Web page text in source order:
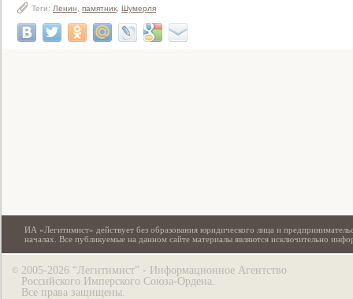
Теги: Ленин памятник Шумерля
ИА «Легитимист» действует без образования юридического лица и
началах. Все публикуемые на данном сайте материалы являются исключительно
© 2005-2026 “Легитимист” - Информационное Агентство
Российского Имперского Союза-Ордена.
Все права защищены.